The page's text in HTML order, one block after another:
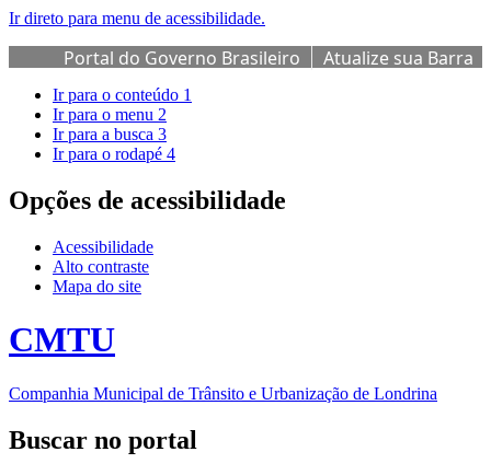
Ir direto para menu de acessibilidade.
Portal do Governo Brasileiro
Atualize sua Barra
de Governo
Ir para o conteúdo 1
Ir para o menu 2
Ir para a busca 3
Ir para o rodapé 4
Opções de acessibilidade
Acessibilidade
Alto contraste
Mapa do site
CMTU
Companhia Municipal de Trânsito e Urbanização de Londrina
Buscar no portal